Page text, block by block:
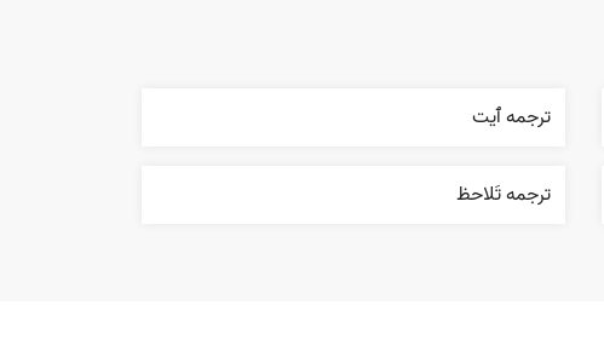
ترجمه ٱیت
ترجمه تَلاحظ